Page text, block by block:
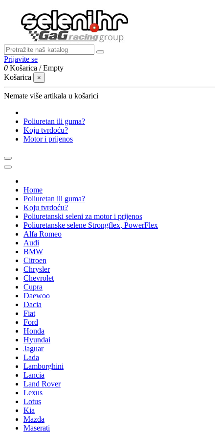
Prijavite se
0 Košarica /Empty
Košarica
×
Nemate više artikala u košarici
Poliuretan ili guma?
Koju tvrdoću?
Motor i prijenos
Home
Poliuretan ili guma?
Koju tvrdoću?
Poliuretanski seleni za motor i prijenos
Poliuretanske selene Strongflex, PowerFlex
Alfa Romeo
Audi
BMW
Citroen
Chrysler
Chevrolet
Cupra
Daewoo
Dacia
Fiat
Ford
Honda
Hyundai
Jaguar
Lada
Lamborghini
Lancia
Land Rover
Lexus
Lotus
Kia
Mazda
Maserati